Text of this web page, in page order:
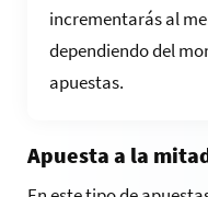
incrementarás al
dependiendo del
apuestas.
Apuesta a la